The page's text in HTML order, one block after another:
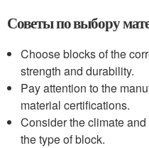
Советы по выбору
Choose blocks of the
strength and durability.
Pay attention to the
material certifications.
Consider the climate
the type of block.